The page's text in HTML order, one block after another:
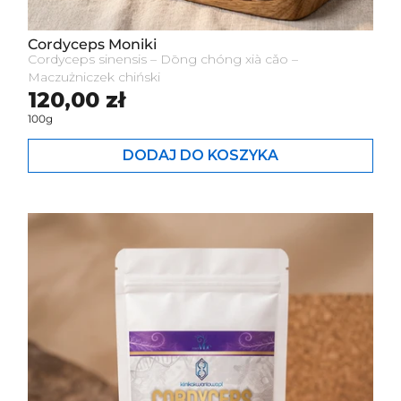
Cena standardowa
120,00 zł
100g
Cordyceps Moniki
Cordyceps sinensis – Dōng chóng xià cǎo –
Maczużniczek chiński
DODAJ DO KOSZYKA